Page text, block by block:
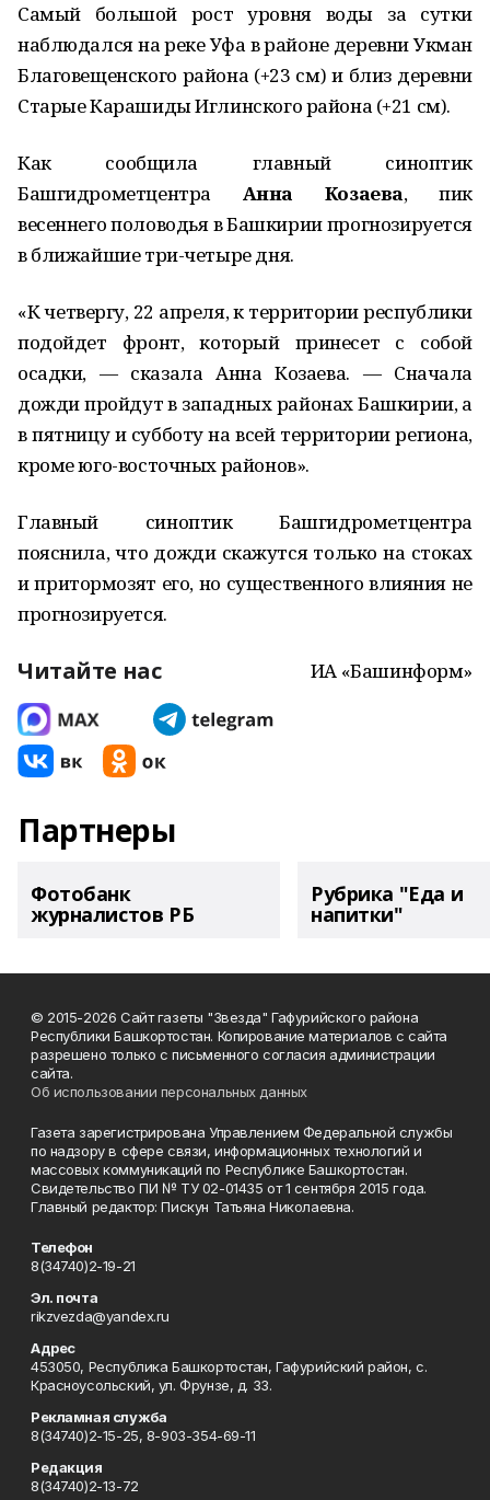
Самый большой рост уровня воды за сутки
наблюдался на реке Уфа в районе деревни Укман
Благовещенского района (+23 см) и близ деревни
Старые Карашиды Иглинского района (+21 см).
Как сообщила главный синоптик
Башгидрометцентра Анна Козаева, пик
весеннего половодья в Башкирии прогнозируется
в ближайшие три-четыре дня.
«К четвергу, 22 апреля, к территории республики
подойдет фронт, который принесет с собой
осадки, — сказала Анна Козаева. — Сначала
дожди пройдут в западных районах Башкирии, а
в пятницу и субботу на всей территории региона,
кроме юго-восточных районов».
Главный синоптик Башгидрометцентра
пояснила, что дожди скажутся только на стоках
и притормозят его, но существенного влияния не
прогнозируется.
ИА «Башинформ»
Читайте нас
Партнеры
Фотобанк
журналистов РБ
Рубрика "Еда и
напитки"
© 2015-2026 Сайт газеты "Звезда" Гафурийского района
Республики Башкортостан. Копирование материалов с сайта
разрешено только с письменного согласия администрации
сайта.
Об использовании персональных данных
Газета зарегистрирована Управлением Федеральной службы
по надзору в сфере связи, информационных технологий и
массовых коммуникаций по Республике Башкортостан.
Свидетельство ПИ № ТУ 02-01435 от 1 сентября 2015 года.
Главный редактор: Пискун Татьяна Николаевна.
Телефон
8(34740)2-19-21
Эл. почта
rikzvezda@yandex.ru
Адрес
453050, Республика Башкортостан, Гафурийский район, с.
Красноусольский, ул. Фрунзе, д. 33.
Рекламная служба
8(34740)2-15-25, 8-903-354-69-11
Редакция
8(34740)2-13-72